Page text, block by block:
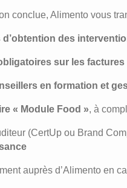
conclue, Alimento vous
des
sur les factures
en formation et
« Module Food », à
(CertUp ou Brand
auprès d’Alimento en